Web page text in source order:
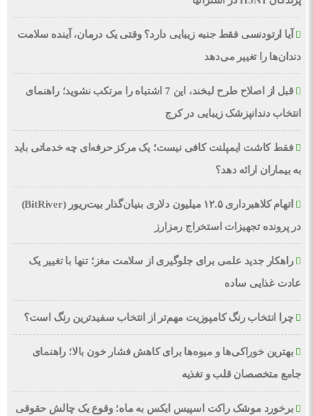
آیا ارتودنسی فقط جنبه زیبایی دارد؟ وقتی یک درمان، آینده سلامت
دندان‌ها را تغییر می‌دهد
قبل از اصلاح طرح لبخند، این 7 اشتباه را مرتکب نشوید؛ راهنمای
انتخاب دندانپزشک زیبایی در کرج
فقط کاشت ایمپلنت کافی نیست؛ یک مرکز حرفه‌ای چه خدماتی باید
به بیماران ارائه دهد؟
اتهام کلاهبرداری ۱۲.۵ میلیون دلاری بنیان‌گذار بیت‌ریور (BitRiver)
در پرونده تجهیزات استخراج رمزارز
راهکار جدید علمی برای جلوگیری از سلامت مغز؛ تنها با تغییر یک
عادت غذایی ساده
چرا انتخاب رنگ کامپوزیت مهم‌تر از انتخاب سفیدترین رنگ است؟
بهترین خوراکی‌ها و میوه‌ها برای کاهش فشار خون بالا؛ راهنمای
جامع متخصصان قلب و تغذیه
برخورد موشک راکت اسپیس ایکس به ماه؛ وقوع یک چالش حقوقی